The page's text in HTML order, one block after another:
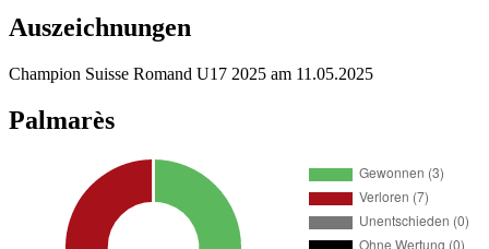
Auszeichnungen
Champion Suisse Romand U17 2025 am 11.05.2025
Palmarès